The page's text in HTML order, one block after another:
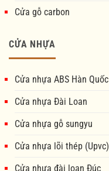
Cửa gỗ carbon
CỬA NHỰA
Cửa nhựa ABS Hàn Quốc
Cửa nhựa Đài Loan
Cửa nhựa gỗ sungyu
Cửa nhựa lõi thép (Upvc)
Cửa nhựa đài loan Đúc